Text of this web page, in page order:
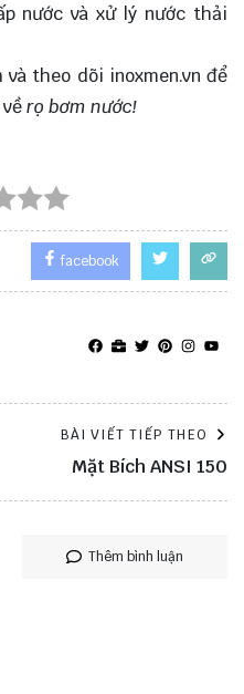
nước và xử lý nước thải
và theo dõi inoxmen.vn để
rọ bơm nước!
facebook
BÀI VIẾT TIẾP THEO
Mặt Bích ANSI 150
Thêm bình luận